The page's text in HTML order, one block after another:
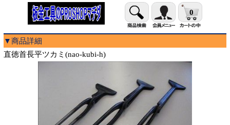
0
▼商品詳細
直徳首長平ツカミ(nao-kubi-h)